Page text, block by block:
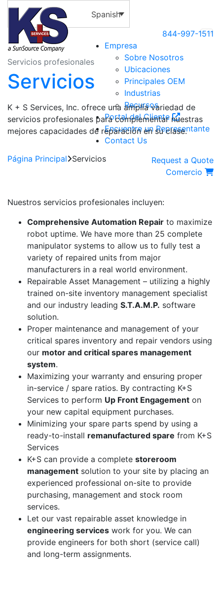
Spanish
844-997-1511
Empresa
Sobre Nosotros
Ubicaciones
Principales OEM
Industrias
Recursos
Portal del Cliente
Encuentre un Representante
Contact Us
Request a Quote
Comercio
Servicios profesionales
Servicios
K + S Services, Inc. ofrece una amplia variedad de
servicios profesionales para complementar nuestras
mejores capacidades de reparación en su clase.
Página Principal Servicios
Nuestros servicios profesionales incluyen:
Comprehensive Automation Repair to maximize
robot uptime. We have more than 25 complete
manipulator systems to allow us to fully test a
variety of repaired units from major
manufacturers in a real world environment.
Repairable Asset Management – utilizing a highly
trained on-site inventory management specialist
and our industry leading S.T.A.M.P. software
solution.
Proper maintenance and management of your
critical spares inventory and repair vendors using
our motor and critical spares management
system.
Maximizing your warranty and ensuring proper
in-service / spare ratios. By contracting K+S
Services to perform Up Front Engagement on
your new capital equipment purchases.
Minimizing your spare parts spend by using a
ready-to-install remanufactured spare from K+S
Services
K+S can provide a complete storeroom
management solution to your site by placing an
experienced professional on-site to provide
purchasing, management and stock room
services.
Let our vast repairable asset knowledge in
engineering services work for you. We can
provide engineers for both short (service call)
and long-term assignments.